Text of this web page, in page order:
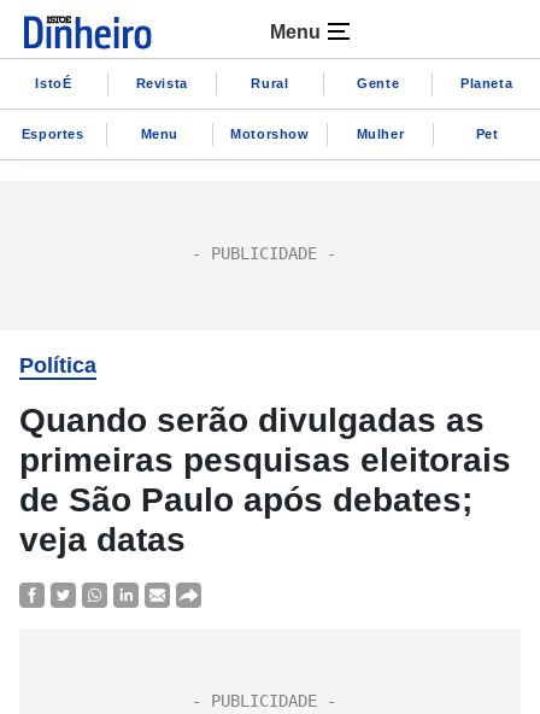
Menu
IstoÉ Revista Rural Gente Planeta
Esportes Menu Motorshow Mulher Pet
Política
Quando serão divulgadas as
primeiras pesquisas eleitorais
de São Paulo após debates;
veja datas